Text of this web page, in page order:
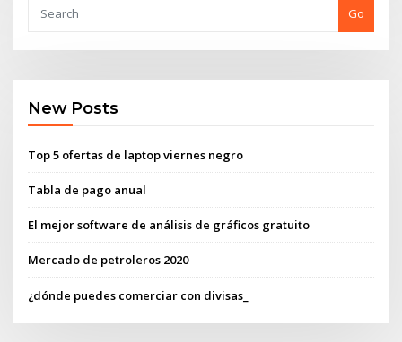
Go
New Posts
Top 5 ofertas de laptop viernes negro
Tabla de pago anual
El mejor software de análisis de gráficos gratuito
Mercado de petroleros 2020
¿dónde puedes comerciar con divisas_